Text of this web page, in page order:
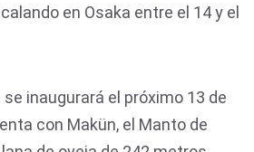
en Osaka entre el 14 y el
se inaugurará el próximo 13 de
con Makün, el Manto de